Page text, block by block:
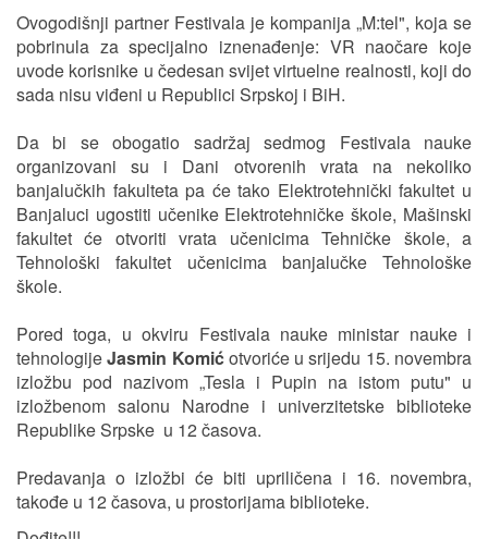
Ovogodišnji partner Festivala je kompanija „M:tel", koja se
pobrinula za specijalno iznenađenje: VR naočare koje
uvode korisnike u čedesan svijet virtuelne realnosti, koji do
sada nisu viđeni u Republici Srpskoj i BiH.
Da bi se obogatio sadržaj sedmog Festivala nauke
organizovani su i Dani otvorenih vrata na nekoliko
banjalučkih fakulteta pa će tako Elektrotehnički fakultet u
Banjaluci ugostiti učenike Elektrotehničke škole, Mašinski
fakultet će otvoriti vrata učenicima Tehničke škole, a
Tehnološki fakultet učenicima banjalučke Tehnološke
škole.
Pored toga, u okviru Festivala nauke ministar nauke i
tehnologijeJasmin Komićotvoriće u srijedu 15. novembra
izložbu pod nazivom „Tesla i Pupin na istom putu" u
izložbenom salonu Narodne i univerzitetske biblioteke
Republike Srpske u 12 časova.
Predavanja o izložbi će biti upriličena i 16. novembra,
takođe u 12 časova, u prostorijama biblioteke.